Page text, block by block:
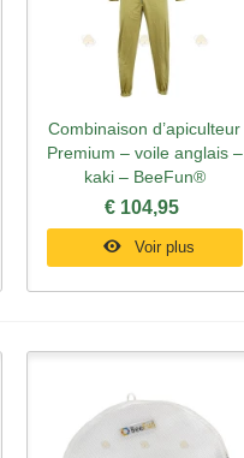
Aperçu rapide
Combinaison d’apiculteur
Premium – voile anglais –
kaki – BeeFun®
€ 104,95
Voir plus